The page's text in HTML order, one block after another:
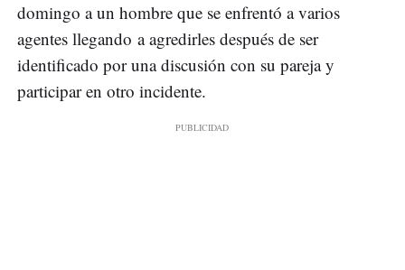
domingo a un hombre que se enfrentó a varios
agentes llegando a agredirles después de ser
identificado por una discusión con su pareja y
participar en otro incidente.